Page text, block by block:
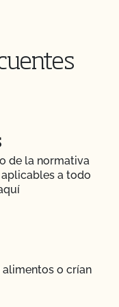
de la normativa
a todo
o crían
al
garantiza el
de